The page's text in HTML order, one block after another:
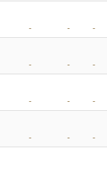
- -
-
- -
-
- -
-
- -
-